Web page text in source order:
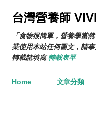
台灣營養師
「食物很簡單，營養學當
業使用本站任何圖文，請
轉載請填寫轉載表單
Home 文章分類